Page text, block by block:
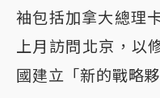
袖包括加拿大總理
上月訪問北京，以
國建立「新的戰略